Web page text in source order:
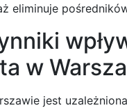
eliminuje
w
jest